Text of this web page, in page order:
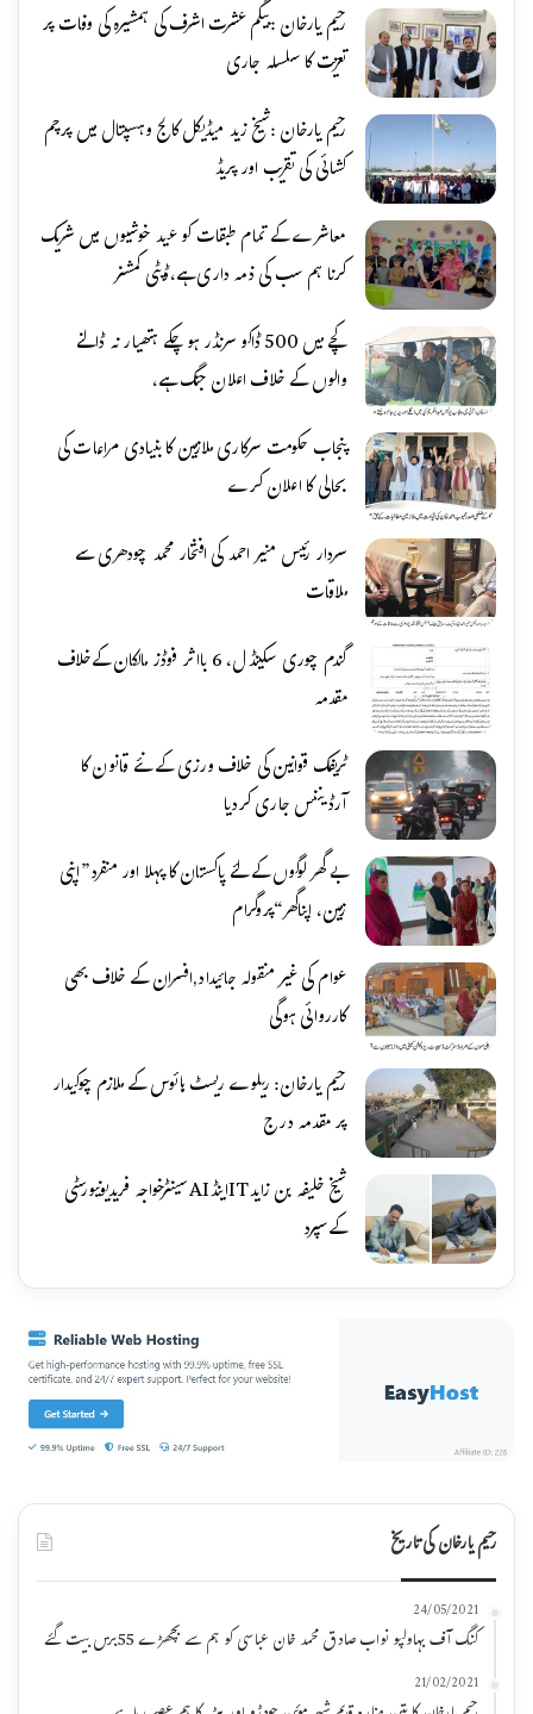
رحیم یارخان :بیگم عشرت اشرف کی ہمشیرہ کی وفات پر
تعزیت کا سلسلہ جاری
رحیم یارخان :شیخ زید میڈیکل کالج وہسپتال میں پرچم
کشائی کی تقریب اور پریڈ
معاشرے کے تمام طبقات کو عید خوشیوں میں شریک
کرنا ہم سب کی ذمہ داری ہے،ڈپٹی کمشنر
کچے میں 500 ڈاکو سرنڈر ہو چکے ہتھیار نہ ڈالنے
والوں کے خلاف اعلان جنگ ہے،
پنجاب حکومت سرکاری ملازمین کا بنیادی مراعات کی
بحالی کا اعلان کرے
سردار رئیس منیر احمد کی افتخار محمد چودھری سے
ملاقات
گندم چوری سکینڈل، 6 بااثر فوڈز مالکان کےخلاف
مقدمہ
ٹریفک قوانین کی خلاف ورزی کے نئے قانون کا
آرڈیننس جاری کردیا
بے گھر لوگوں کے لئے پاکستان کا پہلا اور منفرد”اپنی
زمین، اپناگھر“پروگرام
عوام کی غیر منقولہ جائیداد,افسران کے خلاف بھی
کارروائی ہوگی
رحیم یارخان: ریلوے ریسٹ ہائوس کے ملازم چوکیدار
پر مقدمہ درج
شیخ خلیفہ بن زایدITاینڈAIسینٹرخواجہ فریدیونیورسٹی
کےسپرد
رحیم یارخان کی تاریخ
24/05/2021
کنگ آف بہاولپو نواب صادق محمد خان عباسی کو ہم سے بچھڑے 55برس بیت گئے
21/02/2021